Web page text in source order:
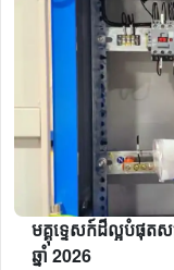
មគ្គុទ្ទេសក៍ដ៏ល្អបំផុត
ឆ្នាំ 2026